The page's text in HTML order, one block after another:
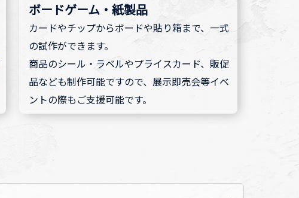
ボードゲーム・紙製品
カードやチップからボードや貼り箱まで、一式
の試作ができます。
商品のシール・ラベルやプライスカード、販促
品なども制作可能ですので、展示即売会等イベ
ントの際もご支援可能です。